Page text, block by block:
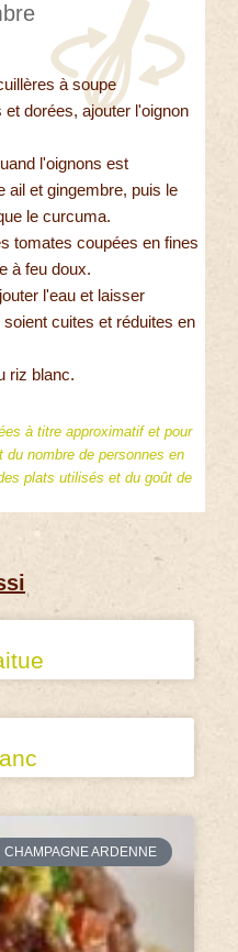
à soupe
dorées, ajouter l'oignon
l'oignons est
ail et gingembre, puis le
le curcuma.
tomates coupées en fines
à feu doux.
l'eau et laisser
cuites et réduites en
riz blanc.
à titre approximatif et pour
du nombre de personnes en
plats utilisés et du goût de
CHAMPAGNE ARDENNE